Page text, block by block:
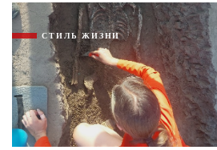
СТИЛЬ ЖИЗНИ